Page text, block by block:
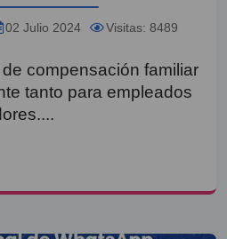
02 Julio 2024 Visitas: 8489
compensación familiar
tanto para empleados